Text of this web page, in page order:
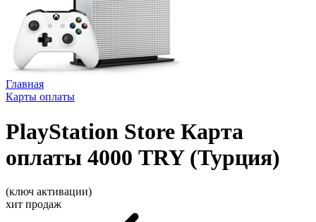
Главная
Карты оплаты
PlayStation Store Карта
оплаты 4000 TRY (Турция)
(ключ активации)
хит продаж